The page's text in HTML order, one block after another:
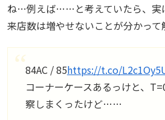
ね…例えば……と考えていたら、実
来店数は増やせないことが分かって
84AC / 85https://t.co/
コーナーケースあるっけと、
察しまくったけど……